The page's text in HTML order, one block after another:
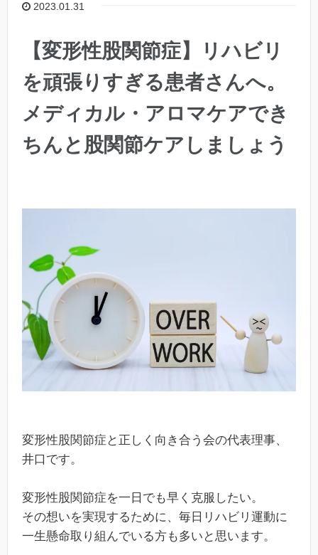
2023.01.31
【変形性股関節症】リハビリ
を頑張りすぎる患者さんへ。
メディカル・アロマケアでき
ちんと股関節ケアしましょう
変形性股関節症と正しく向き合う会の代表理事、
井口です。
変形性股関節症を一日でも早く克服したい。
その想いを実現するために、毎日リハビリ運動に
一生懸命取り組んでいる方も多いと思います。